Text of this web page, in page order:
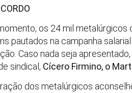
os 24 mil
pautados na campanha
Caso nada seja
sindical, Cícero Firmino, o
dos metalúrgicos